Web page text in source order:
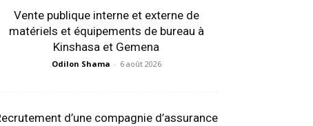
Vente publique interne et externe de
matériels et équipements de bureau à
Kinshasa et Gemena
Odilon Shama - 6 août 2026
d’une compagnie d’assurance